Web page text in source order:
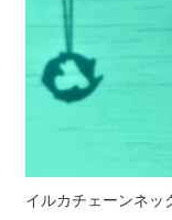
イルカチェーンネ